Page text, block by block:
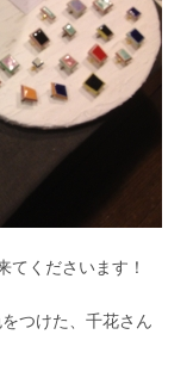
てくださいます！
つけた、千花さん